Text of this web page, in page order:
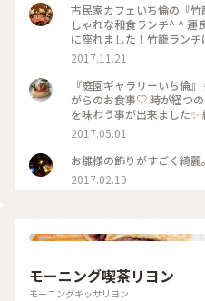
古民家カフェいち倫の『
しゃれな和食ランチ^ ^ 運
に座れました！竹籠ラン
😊 #カフェ #古民家カフェ
庭園 #ことりっぷ愛知
2017.11.21
『庭園ギャラリーいち倫
がらのお食事♡ 時が経つ
を味わう事が出来ました
美しく藤やつつじが咲い
できるんですよ❣️ #歩く#かおる#わたしの街#名古屋#覚王山 #
庭園#いち倫#ランチ#古民
2017.05.01
お雛様の飾りがすごく綺
2017.02.19
モーニング喫茶リヨン
モーニングキッサリヨン